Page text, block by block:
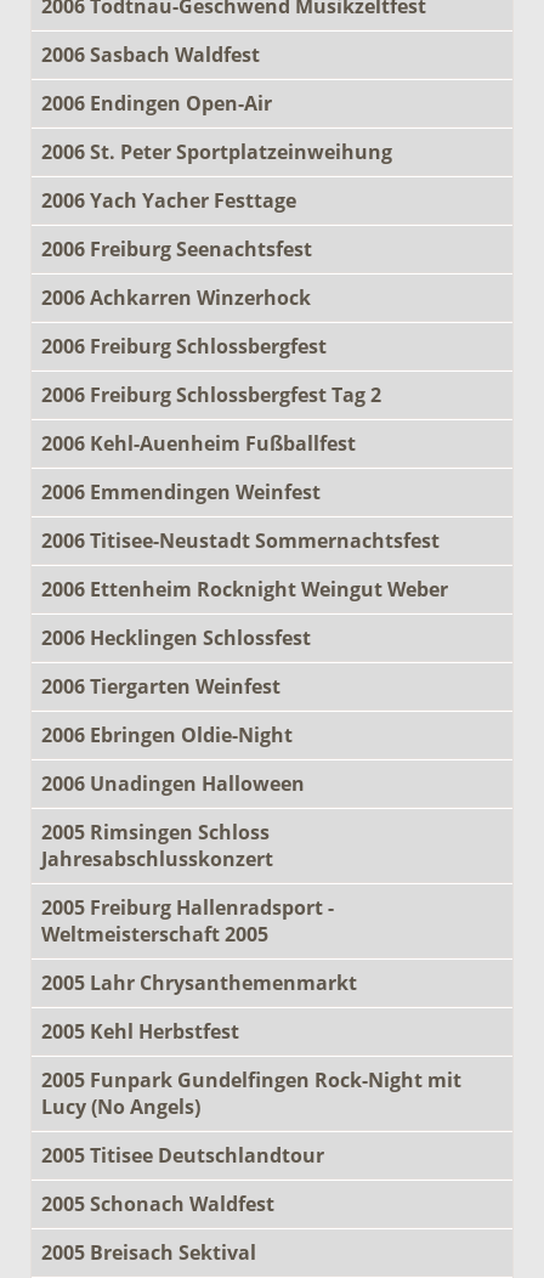
2006 Todtnau-Geschwend Musikzeltfest
2006 Sasbach Waldfest
2006 Endingen Open-Air
2006 St. Peter Sportplatzeinweihung
2006 Yach Yacher Festtage
2006 Freiburg Seenachtsfest
2006 Achkarren Winzerhock
2006 Freiburg Schlossbergfest
2006 Freiburg Schlossbergfest Tag 2
2006 Kehl-Auenheim Fußballfest
2006 Emmendingen Weinfest
2006 Titisee-Neustadt Sommernachtsfest
2006 Ettenheim Rocknight Weingut Weber
2006 Hecklingen Schlossfest
2006 Tiergarten Weinfest
2006 Ebringen Oldie-Night
2006 Unadingen Halloween
2005 Rimsingen Schloss
Jahresabschlusskonzert
2005 Freiburg Hallenradsport -
Weltmeisterschaft 2005
2005 Lahr Chrysanthemenmarkt
2005 Kehl Herbstfest
2005 Funpark Gundelfingen Rock-Night mit
Lucy (No Angels)
2005 Titisee Deutschlandtour
2005 Schonach Waldfest
2005 Breisach Sektival